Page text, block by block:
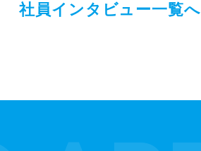
社員インタビュー一覧へ